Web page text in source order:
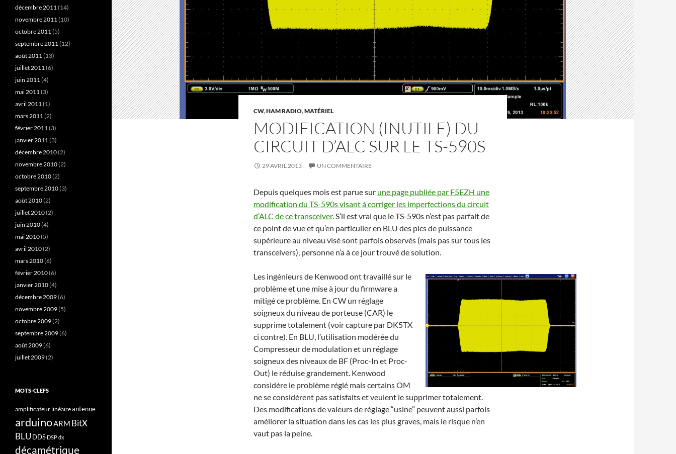
CW,HAM RADIO,MATÉRIEL
MODIFICATION (INUTILE) DU
CIRCUIT D’ALC SUR LE TS-590S
29 AVRIL 2013 UN COMMENTAIRE
Depuis quelques mois est parue sur une page publiée par F5EZH une
modification du TS-590s visant à corriger les imperfections du circuit
d’ALC de ce transceiver. S’il est vrai que le TS-590s n’est pas parfait de
ce point de vue et qu’en particulier en BLU des pics de puissance
supérieure au niveau visé sont parfois observés (mais pas sur tous les
transceivers), personne n’a à ce jour trouvé de solution.
Les ingénieurs de Kenwood ont travaillé sur le
problème et une mise à jour du firmware a
mitigé ce problème. En CW un réglage
soigneux du niveau de porteuse (CAR) le
supprime totalement (voir capture par DK5TX
ci contre). En BLU, l’utilisation modérée du
Compresseur de modulation et un réglage
soigneux des niveaux de BF (Proc-In et Proc-
Out) le réduise grandement. Kenwood
considère le problème réglé mais certains OM
ne se considèrent pas satisfaits et veulent le supprimer totalement.
Des modifications de valeurs de réglage “usine” peuvent aussi parfois
améliorer la situation dans les cas les plus graves, mais le risque n’en
vaut pas la peine.
décembre 2011(14)
novembre 2011(10)
octobre 2011(5)
septembre 2011(12)
août 2011(13)
juillet 2011(6)
juin 2011(4)
mai 2011(3)
avril 2011(1)
mars 2011(2)
février 2011(3)
janvier 2011(3)
décembre 2010(2)
novembre 2010(2)
octobre 2010(2)
septembre 2010(3)
août 2010(2)
juillet 2010(2)
juin 2010(4)
mai 2010(5)
avril 2010(2)
mars 2010(6)
février 2010(6)
janvier 2010(4)
décembre 2009(6)
novembre 2009(5)
octobre 2009(2)
septembre 2009(6)
août 2009(6)
juillet 2009(2)
MOTS-CLEFS
amplificateur linéaireantenne
arduinoARM BitX
BLU DDS DSPdx
décamétrique